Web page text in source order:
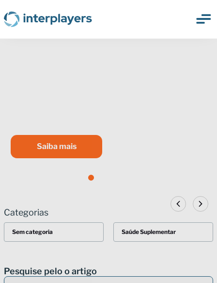
Saiba mais
4
Categorias
Sem categoria Saúde Suplementar
Pesquise pelo o artigo